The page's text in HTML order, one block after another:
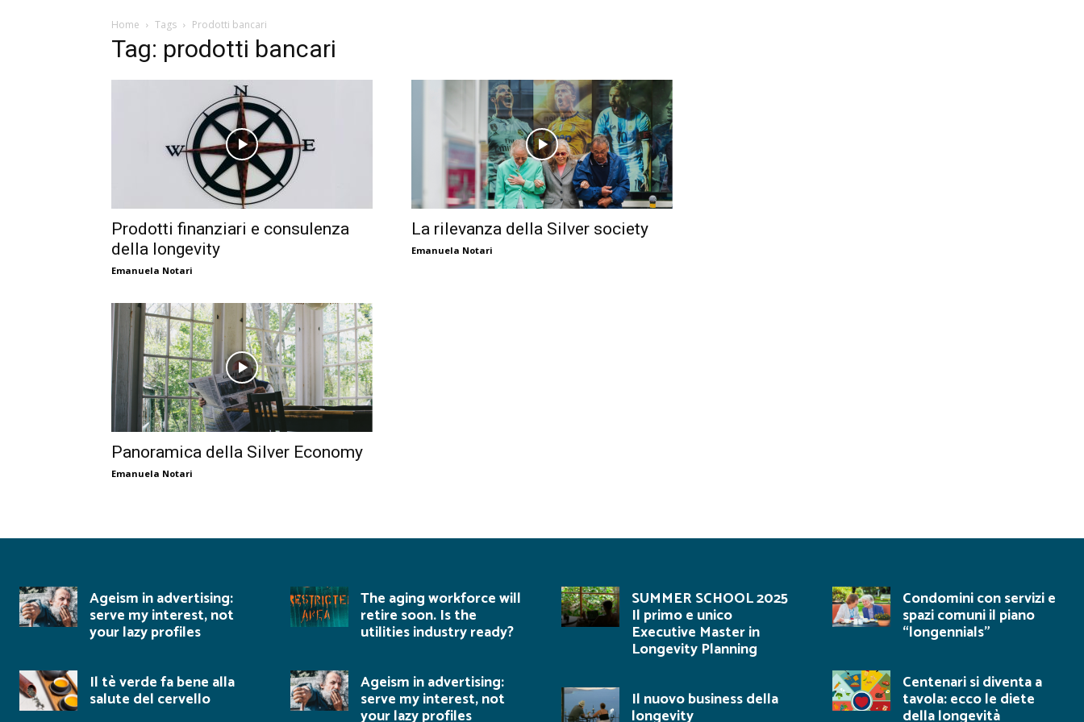
Home Tags Prodotti bancari
Tag: prodotti bancari
Prodotti finanziari e consulenza
della longevity
Emanuela Notari
La rilevanza della Silver society
Emanuela Notari
Panoramica della Silver Economy
Emanuela Notari
Ageism in advertising:
serve my interest, not
your lazy profiles
Il tè verde fa bene alla
salute del cervello
The aging workforce will
retire soon. Is the
utilities industry ready?
Ageism in advertising:
serve my interest, not
your lazy profiles
SUMMER SCHOOL 2025
Il primo e unico
Executive Master in
Longevity Planning
Il nuovo business della
longevity
Condomini con servizi e
spazi comuni il piano
“longennials”
Centenari si diventa a
tavola: ecco le diete
della longevità